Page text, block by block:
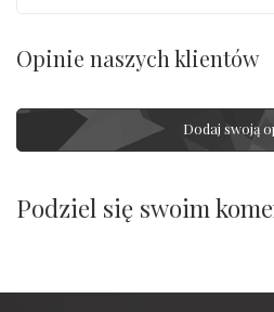
Opinie naszych klientów
Dodaj swoją
Podziel się swoim